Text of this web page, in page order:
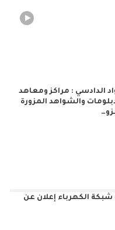
الدادسي : مراكز ومعاهد
والشواهد المزورة
الكهرباء إعلان عن